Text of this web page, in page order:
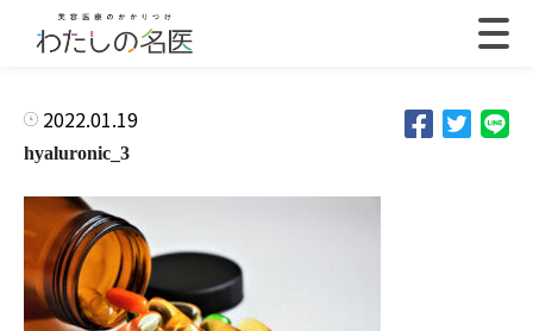
2022.01.19
hyaluronic_3